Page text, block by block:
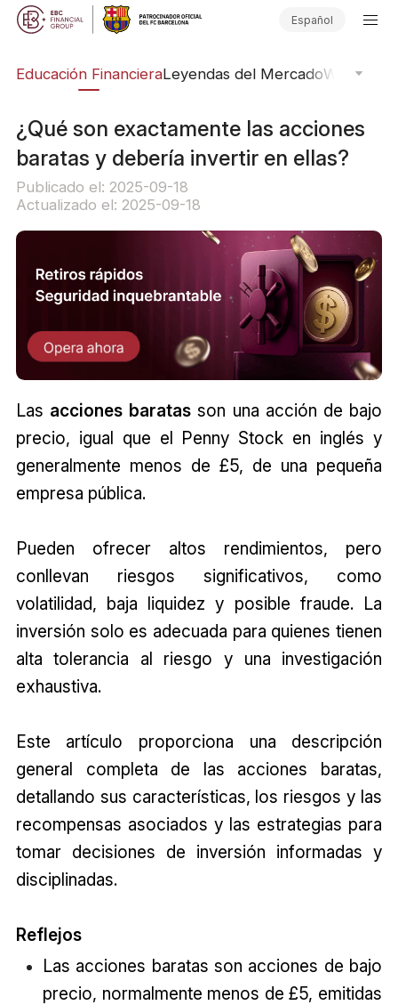
Español
Educación FinancieraLeyendas del MercadoWebinars
¿Qué son exactamente las acciones
baratas y debería invertir en ellas?
Publicado el: 2025-09-18
Actualizado el: 2025-09-18
Las acciones baratasson una acción de bajo
precio, igual que el Penny Stock en inglés y
generalmente menos de £5, de una pequeña
empresa pública.
Pueden ofrecer altos rendimientos, pero
conllevan riesgos significativos, como
volatilidad, baja liquidez y posible fraude. La
inversión solo es adecuada para quienes tienen
alta tolerancia al riesgo y una investigación
exhaustiva.
Este artículo proporciona una descripción
general completa de las acciones baratas,
detallando sus características, los riesgos y las
recompensas asociados y las estrategias para
tomar decisiones de inversión informadas y
disciplinadas.
Reflejos
Las acciones baratas son acciones de bajo
precio, normalmente menos de £5, emitidas